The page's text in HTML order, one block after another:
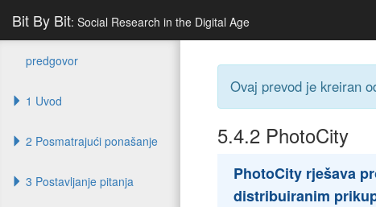
Bit By Bit: Social Research in the Digital Age
predgovor
1 Uvod
2 Posmatrajući ponašanje
3 Postavljanje pitanja
Ovaj prevod je kreiran
5.4.2 PhotoCity
PhotoCity rješava
distribuiranim